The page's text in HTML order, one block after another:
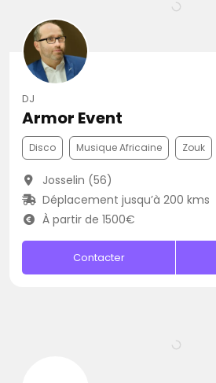
DJ
Armor Event
Disco Musique Africaine Zouk
Josselin (56)
Déplacement jusqu’à 200 kms
À partir de 1500€
Contacter